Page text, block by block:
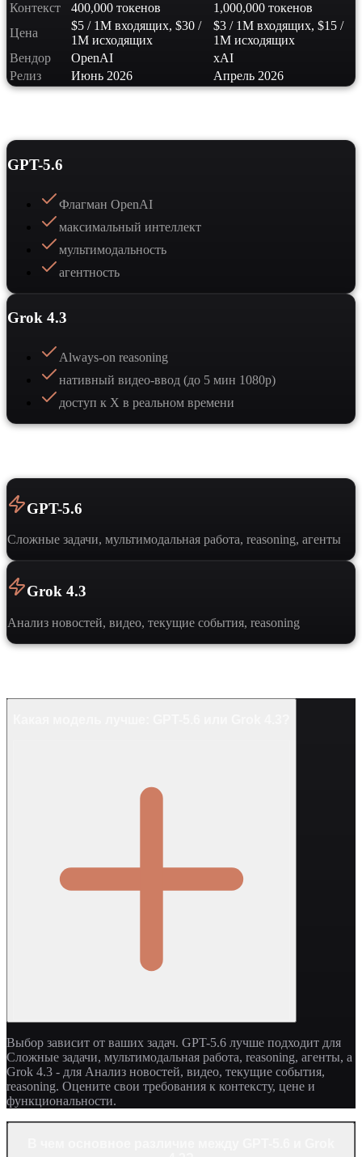
Контекст
400,000 токенов
1,000,000 токенов
Цена
$5 / 1M входящих, $30 /
1M исходящих
$3 / 1M входящих, $15 /
1M исходящих
Вендор
OpenAI
xAI
Релиз
Июнь 2026 Апрель 2026
GPT-5.6
Флагман OpenAI
максимальный интеллект
мультимодальность
агентность
Grok 4.3
Always-on reasoning
нативный видео-ввод (до 5 мин 1080p)
доступ к X в реальном времени
GPT-5.6
Сложные задачи, мультимодальная работа, reasoning, агенты
Grok 4.3
Анализ новостей, видео, текущие события, reasoning
Выбор зависит от ваших задач. GPT-5.6 лучше подходит для
Сложные задачи, мультимодальная работа, reasoning, агенты, а
Grok 4.3 - для Анализ новостей, видео, текущие события,
reasoning. Оцените свои требования к контексту, цене и
функциональности.